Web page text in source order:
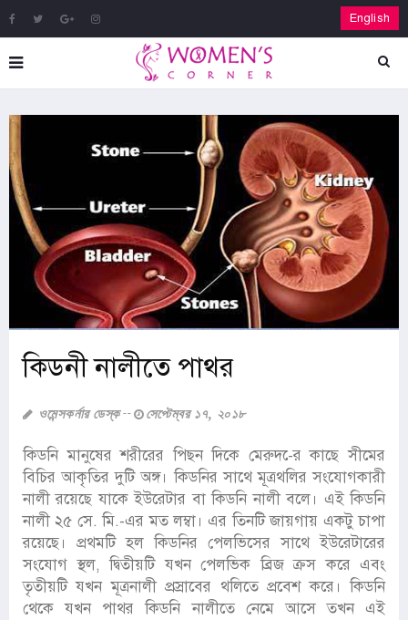
English
কিডনী নালীতে পাথর
ওমেন্সকর্নার ডেস্ক সেপ্টেম্বর ১৭, ২০১৮
কিডনি মানুষের শরীরের পিছন দিকে মেরুদ-ের কাছে সীমের
বিচির আকৃতির দুটি অঙ্গ। কিডনির সাথে মূত্রথলির সংযোগকারী
নালী রয়েছে যাকে ইউরেটার বা কিডনি নালী বলে। এই কিডনি
নালী ২৫ সে. মি.-এর মত লম্বা। এর তিনটি জায়গায় একটু চাপা
রয়েছে। প্রথমটি হল কিডনির পেলভিসের সাথে ইউরেটারের
সংযোগ স্থল, দ্বিতীয়টি যখন পেলভিক ব্রিজ ক্রস করে এবং
তৃতীয়টি যখন মূত্রনালী প্রস্রাবের থলিতে প্রবেশ করে। কিডনি
থেকে যখন পাথর কিডনি নালীতে নেমে আসে তখন এই